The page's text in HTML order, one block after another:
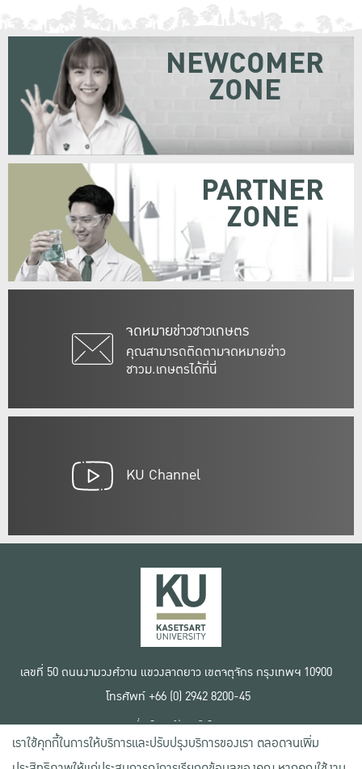
จดหมายข่าวชาวเกษตร
คุณสามารถติดตามจดหมายข่าว
ชาวม.เกษตรได้ที่นี่
NEWCOMER
ZONE
PARTNER
ZONE
KU Channel
เลขที่ 50 ถนนงามวงศ์วาน แขวงลาดยาว เขตจตุจักร กรุงเทพฯ 10900
โทรศัพท์ +66 (0) 2942 8200-45
เงื่อนไขการใช้งานเว็บไซต์
ข้อตกลงด้านสิทธิ์ใช้งาน
นโยบายความเป็นส่วนตัว
เราใช้คุกกี้ในการให้บริการและปรับปรุงบริการของเรา ตลอดจนเพิ่ม